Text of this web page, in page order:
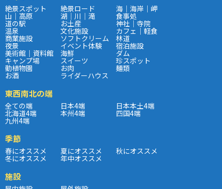
絶景スポット 絶景ロード 海｜海岸｜岬
山｜高原 湖｜川｜滝 食事処
道の駅 お土産 神社｜寺院
温泉 文化施設 カフェ｜軽食
商業施設 ソフトクリーム 林道
夜景 イベント体験 宿泊施設
美術館｜資料館 海鮮 ダム
キャンプ場 スイーツ 珍スポット
動植物園 お肉 麺類
お酒 ライダーハウス
東西南北の端
全ての端 日本4端 日本本土4端
北海道4端 本州4端 四国4端
九州4端
季節
春にオススメ 夏にオススメ 秋にオススメ
冬にオススメ 年中オススメ
施設